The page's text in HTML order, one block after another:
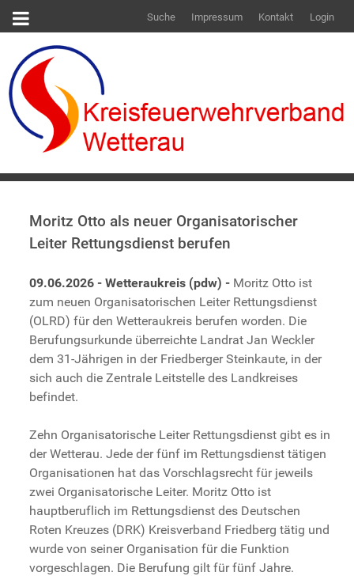
Suche Impressum Kontakt Login
Moritz Otto als neuer Organisatorischer
Leiter Rettungsdienst berufen
09.06.2026 - Wetteraukreis (pdw) - Moritz Otto ist
zum neuen Organisatorischen Leiter Rettungsdienst
(OLRD) für den Wetteraukreis berufen worden. Die
Berufungsurkunde überreichte Landrat Jan Weckler
dem 31-Jährigen in der Friedberger Steinkaute, in der
sich auch die Zentrale Leitstelle des Landkreises
befindet.
Zehn Organisatorische Leiter Rettungsdienst gibt es in
der Wetterau. Jede der fünf im Rettungsdienst tätigen
Organisationen hat das Vorschlagsrecht für jeweils
zwei Organisatorische Leiter. Moritz Otto ist
hauptberuflich im Rettungsdienst des Deutschen
Roten Kreuzes (DRK) Kreisverband Friedberg tätig und
wurde von seiner Organisation für die Funktion
vorgeschlagen. Die Berufung gilt für fünf Jahre.